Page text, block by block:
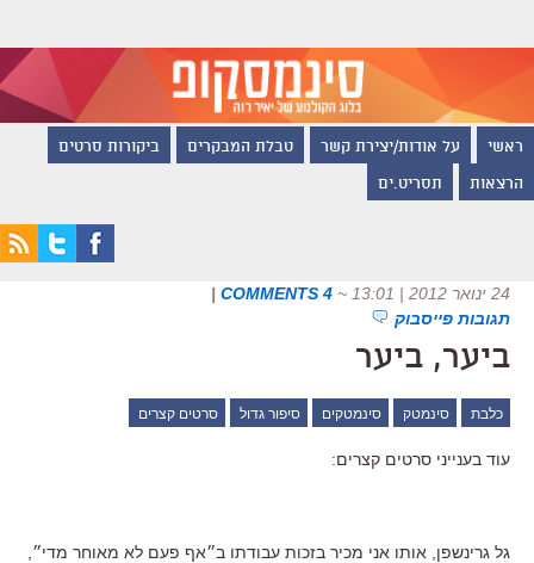
ראשי על אודות/יצירת קשר טבלת המבקרים ביקורות סרטים
הרצאות תסריט.ים
24 ינואר 2012 | 13:01 ~
4 COMMENTS
|
תגובות פייסבוק
ביער, ביער
כלבת סינמטק סינמטקים סיפור גדול סרטים קצרים
עוד בענייני סרטים קצרים:
גל גרינשפן, אותו אני מכיר בזכות עבודתו ב״אף פעם לא מאוחר מדי״,